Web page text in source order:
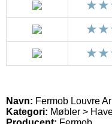
Navn: Fermob Louvre
Kategori: Møbler >